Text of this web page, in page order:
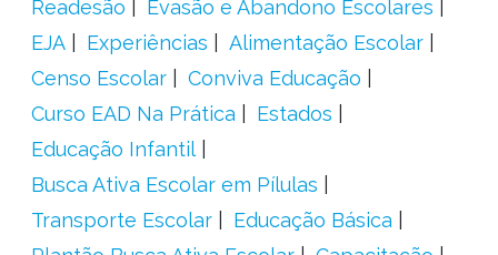
Readesão
Evasão e Abandono Escolares
EJA
Experiências
Alimentação Escolar
Censo Escolar
Conviva Educação
Curso EAD Na Prática
Estados
Educação Infantil
Busca Ativa Escolar em Pílulas
Transporte Escolar
Educação Básica